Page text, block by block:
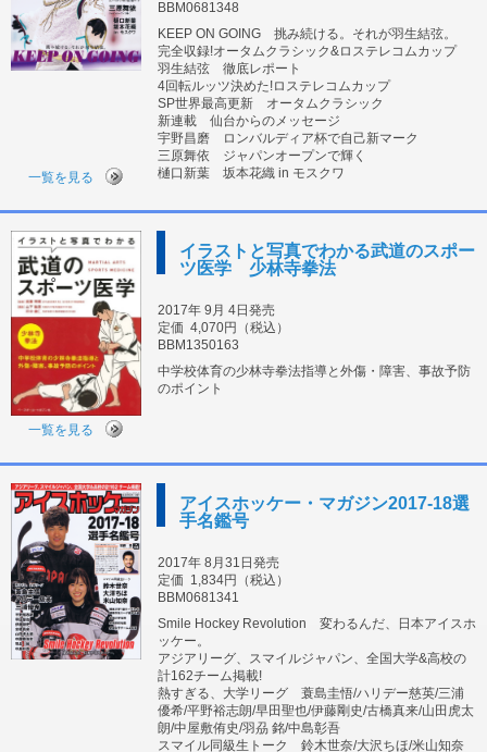
BBM0681348
KEEP ON GOING 挑み続ける。それが羽生結弦。
完全収録!オータムクラシック&ロステレコムカップ
羽生結弦 徹底レポート
4回転ルッツ決めた!ロステレコムカップ
SP世界最高更新 オータムクラシック
新連載 仙台からのメッセージ
宇野昌磨 ロンバルディア杯で自己新マーク
三原舞依 ジャパンオープンで輝く
樋口新葉 坂本花織 in モスクワ
一覧を見る
イラストと写真でわかる武道のスポー
ツ医学 少林寺拳法
2017年 9月 4日発売
定価 4,070円（税込）
BBM1350163
中学校体育の少林寺拳法指導と外傷・障害、事故予防
のポイント
一覧を見る
アイスホッケー・マガジン2017-18選
手名鑑号
2017年 8月31日発売
定価 1,834円（税込）
BBM0681341
Smile Hockey Revolution 変わるんだ、日本アイスホ
ッケー。
アジアリーグ、スマイルジャパン、全国大学&高校の
計162チーム掲載!
熱すぎる、大学リーグ 蓑島圭悟/ハリデー慈英/三浦
優希/平野裕志朗/早田聖也/伊藤剛史/古橋真来/山田虎太
朗/中屋敷侑史/羽刕 銘/中島彰吾
スマイル同級生トーク 鈴木世奈/大沢ちほ/米山知奈